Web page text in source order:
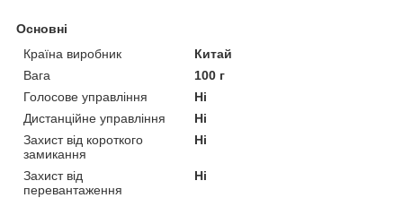
Основні
Країна виробник
Китай
Вага
100 г
Голосове управління
Ні
Дистанційне управління
Ні
Захист від короткого
замикання
Ні
Захист від
перевантаження
Ні